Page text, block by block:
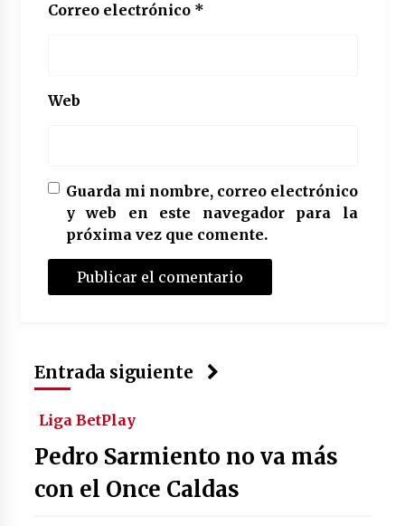
Correo electrónico *
Web
Guarda mi nombre, correo electrónico
y web en este navegador para la
próxima vez que comente.
Entrada siguiente
Liga BetPlay
Pedro Sarmiento no va más
con el Once Caldas